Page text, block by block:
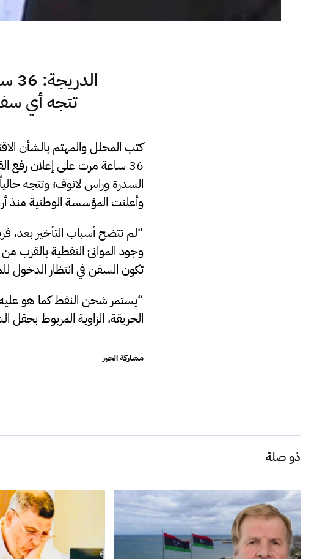
تتجه أي
كتب المحلل والمهتم بالشأن
36 ساعة مرت على إعلان رفع
السدرة وراس لانوف؛ وتتجه
وأعلنت المؤسسة الوطنية منذ
“لم تتضح أسباب التأخير بعد،
وجود الموانئ النفطية بالقرب
تكون السفن في انتظار الدخول
“يستمر شحن النفط كما هو
الحريقة، الزاوية المربوط بحقل
مشاركة الخبر
ذو صلة